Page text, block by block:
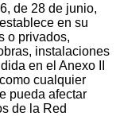
de 28 de junio,
en su
o privados,
instalaciones
en el Anexo II
cualquier
pueda afectar
de la Red